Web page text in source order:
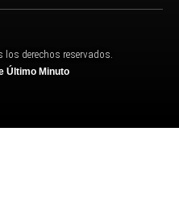
derechos reservados.
Último Minuto